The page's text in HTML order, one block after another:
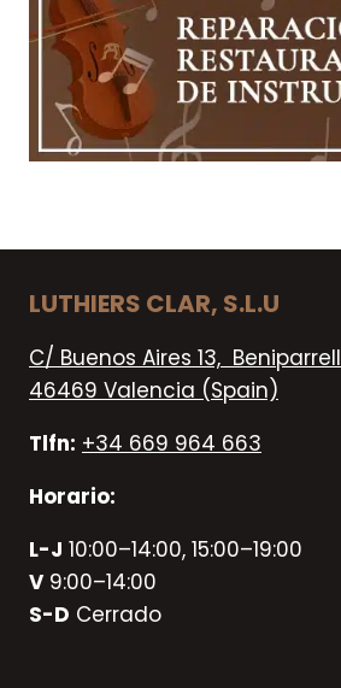
LUTHIERS CLAR, S.L.U
C/ Buenos Aires 13, Beniparrell
46469 Valencia (Spain)
Tlfn: +34 669 964 663
Horario:
L-J 10:00–14:00, 15:00–19:00
V 9:00–14:00
S-D Cerrado